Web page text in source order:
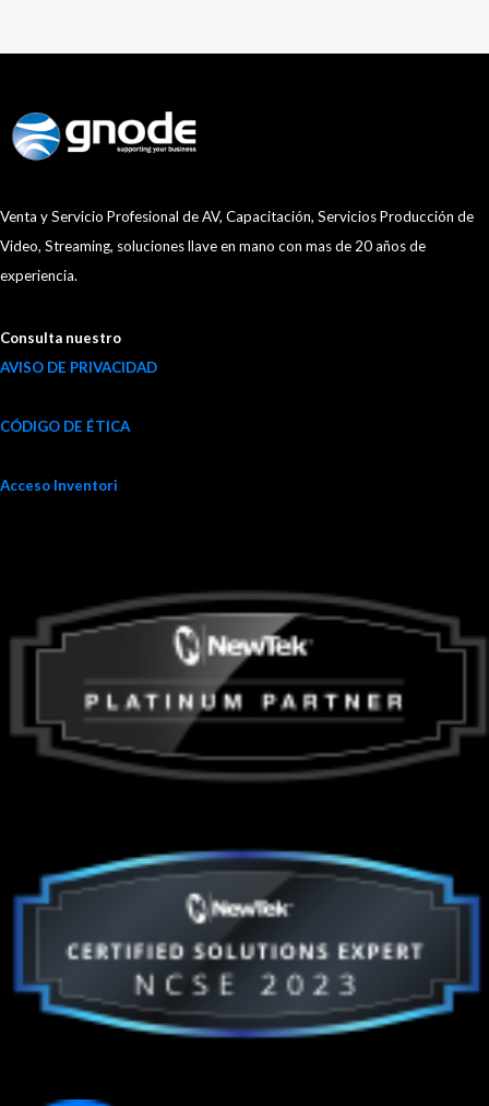
Venta y Servicio Profesional de AV, Capacitación, Servicios Producción de
Video, Streaming, soluciones llave en mano con mas de 20 años de
experiencia.
Consulta nuestro
AVISO DE PRIVACIDAD
CÓDIGO DE ÉTICA
Acceso Inventori